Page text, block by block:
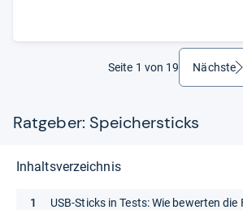
Seite 1 von 19 Nächsteweiter
Ratgeber: Speichersticks
Inhaltsverzeichnis
USB-Sticks in Tests: Wie bewerten